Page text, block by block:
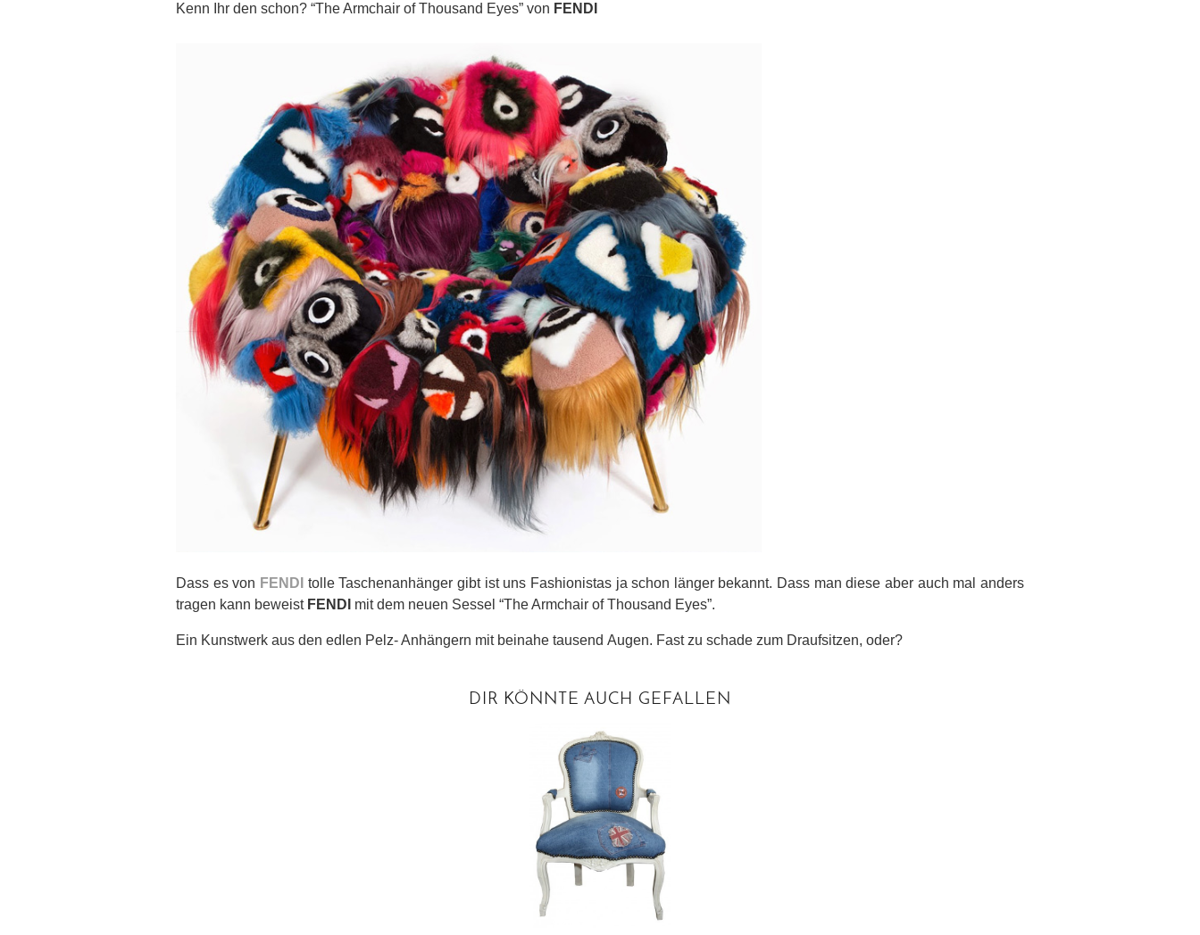
Kenn Ihr den schon? “The Armchair of Thousand Eyes” von FENDI
Dass es von FENDI tolle Taschenanhänger gibt ist uns Fashionistas ja schon länger bekannt. Dass man diese aber auch mal anders
tragen kann beweist FENDI mit dem neuen Sessel “The Armchair of Thousand Eyes”.
Ein Kunstwerk aus den edlen Pelz- Anhängern mit beinahe tausend Augen. Fast zu schade zum Draufsitzen, oder?
DIR KÖNNTE AUCH GEFALLEN